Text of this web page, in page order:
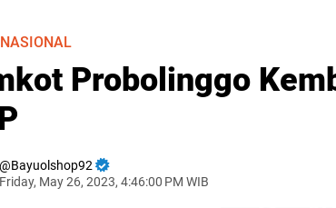
NASIONAL
Probolinggo
Bayuolshop92
Friday, May 26, 2023, 4:46:00 PM WIB